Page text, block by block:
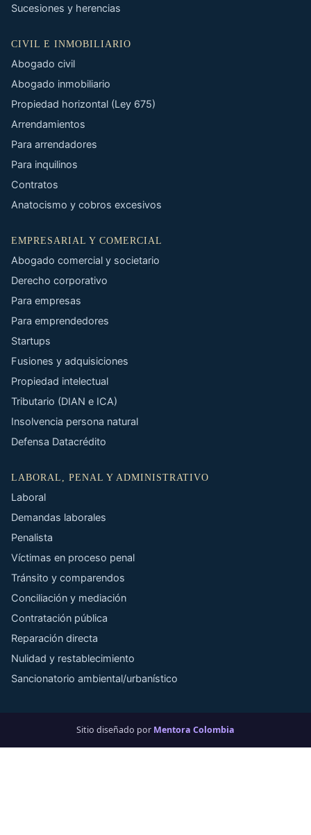
Sucesiones y herencias
CIVIL E INMOBILIARIO
Abogado civil
Abogado inmobiliario
Propiedad horizontal (Ley 675)
Arrendamientos
Para arrendadores
Para inquilinos
Contratos
Anatocismo y cobros excesivos
EMPRESARIAL Y COMERCIAL
Abogado comercial y societario
Derecho corporativo
Para empresas
Para emprendedores
Startups
Fusiones y adquisiciones
Propiedad intelectual
Tributario (DIAN e ICA)
Insolvencia persona natural
Defensa Datacrédito
LABORAL, PENAL Y ADMINISTRATIVO
Laboral
Demandas laborales
Penalista
Víctimas en proceso penal
Tránsito y comparendos
Conciliación y mediación
Contratación pública
Reparación directa
Nulidad y restablecimiento
Sancionatorio ambiental/urbanístico
Sitio diseñado por Mentora Colombia